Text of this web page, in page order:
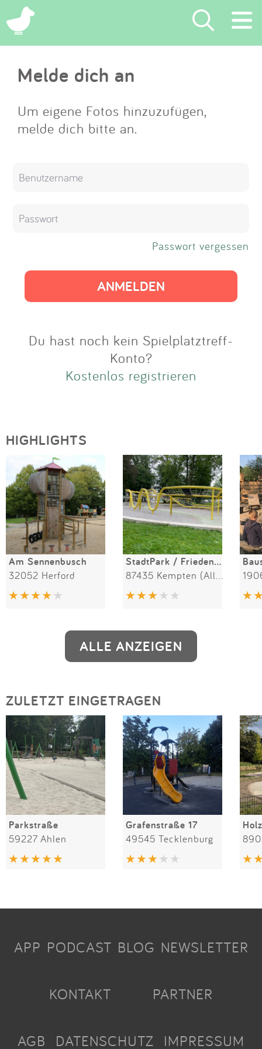
×
Suchen
Eintragen
App
Melde dich an
Um eigene Fotos hinzuzufügen,
melde dich bitte an.
Passwort vergessen
Du hast noch kein Spielplatztreff-
Konto?
Kostenlos registrieren
HIGHLIGHTS
Am Sennenbusch
32052 Herford
StadtPark / Friedensplatz
ALLE ANZEIGEN
ZULETZT EINGETRAGEN
Parkstraße
59227 Ahlen
Grafenstraße 17
49545 Tecklenburg
APP PODCAST BLOG NEWSLETTER
KONTAKT PARTNER
AGB DATENSCHUTZ IMPRESSUM